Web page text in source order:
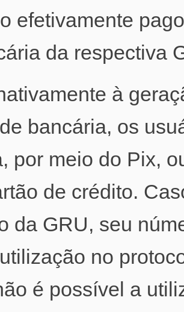
efetivamente
da respectiva
à
bancária, os
por meio do Pix,
de crédito.
da GRU, seu
no
é possível a